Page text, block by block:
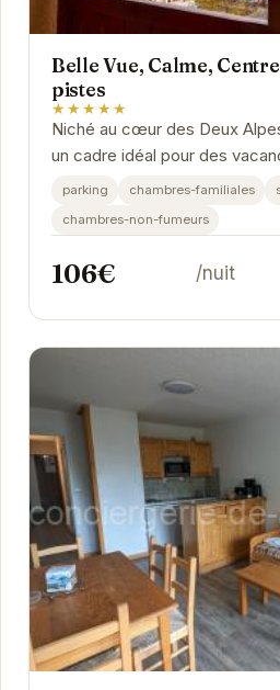
Belle Vue, Calme,
pistes
★★★★★
Niché au cœur des Deux
un cadre idéal pour des
inoubliables. Son
parking chambres-familiales
chambres-non-fumeurs
106€ /nuit